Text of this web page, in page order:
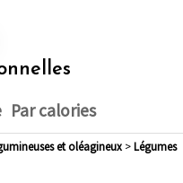
Par calories
et oléagineux> légumes